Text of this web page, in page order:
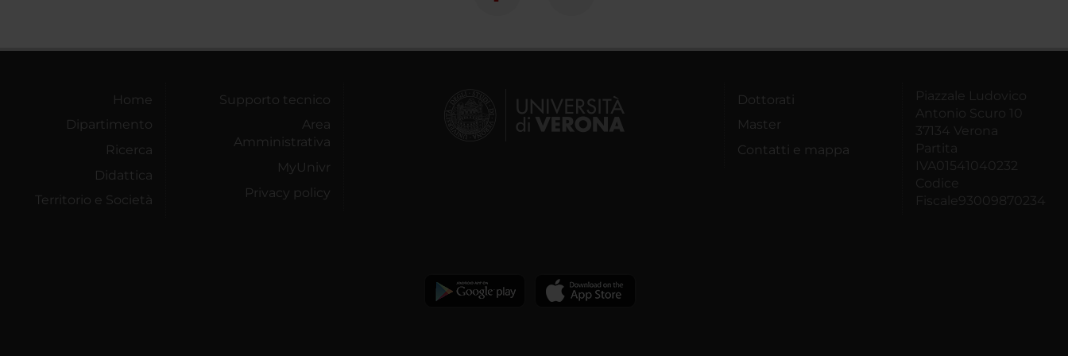
Home
Dipartimento
Ricerca
Didattica
Territorio e Società
Supporto tecnico
Area
Amministrativa
MyUnivr
Privacy policy
Dottorati
Master
Contatti e mappa
Piazzale Ludovico
Antonio Scuro 10
37134 Verona
Partita
IVA01541040232
Codice
Fiscale93009870234